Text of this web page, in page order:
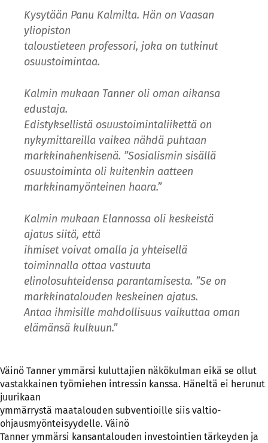
Kysytään Panu Kalmilta. Hän on Vaasan
yliopiston
taloustieteen professori, joka on tutkinut
osuustoimintaa.
Kalmin mukaan Tanner oli oman aikansa
edustaja.
Edistyksellistä osuustoimintaliikettä on
nykymittareilla vaikea nähdä puhtaan
markkinahenkisenä. ”Sosialismin sisällä
osuustoiminta oli kuitenkin aatteen
markkinamyönteinen haara.”
Kalmin mukaan Elannossa oli keskeistä
ajatus siitä, että
ihmiset voivat omalla ja yhteisellä
toiminnalla ottaa vastuuta
elinolosuhteidensa parantamisesta. ”Se on
markkina­talouden keskeinen ajatus.
Antaa ihmisille mahdollisuus vaikuttaa oman
elämänsä kulkuun.”
Väinö Tanner ymmärsi kuluttajien näkökulman eikä se ollut
vastakkainen työmiehen intressin kanssa. Häneltä ei herunut
juurikaan
ymmärrystä maatalouden subventioille siis valtio-
ohjausmyönteisyydelle. Väinö
Tanner ymmärsi kansantalouden investointien tärkeyden ja